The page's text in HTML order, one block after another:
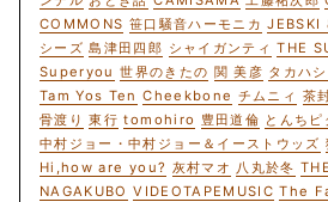
COMMONS 笹口騒音ハーモニカ JEBSKI
シーズ 島津田四郎 シャイガンティ THE
Superyou 世界のきたの 関 美彦 タカハ
Tam Yos Ten Cheekbone チムニィ 茶
骨渡り 東行 tomohiro 豊田道倫 とんちピ
中村ジョー・中村ジョー＆イーストウッズ
Hi,how are you? 灰村マオ 八丸於冬
NAGAKUBO VIDEOTAPEMUSIC The